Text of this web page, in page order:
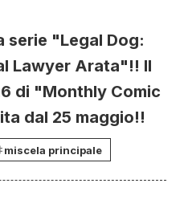
serie "Legal Dog:
Lawyer Arata"!! Il
di "Monthly Comic
dal 25 maggio!!
miscela principale